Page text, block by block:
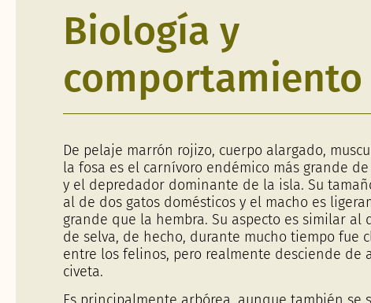
Biología y
comportamiento
De pelaje marrón rojizo, cuerpo alargado,
la fosa es el carnívoro endémico más grande
y el depredador dominante de la isla. Su
al de dos gatos domésticos y el macho es
grande que la hembra. Su aspecto es similar al
de selva, de hecho, durante mucho tiempo fue
entre los felinos, pero realmente desciende de
civeta.